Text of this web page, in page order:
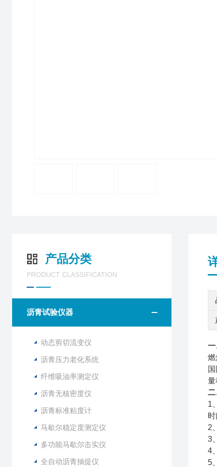
产品分类
PRODUCT CLASSIFICATION
沥青试验仪器
动态剪切流变仪
沥青压力老化系统
纤维吸油率测定仪
沥青无核密度仪
沥青标准粘度计
马歇尔稳定度测定仪
多功能马歇尔击实仪
全自动沥青抽提仪
一
燃
量
二
1
2
3
4
5